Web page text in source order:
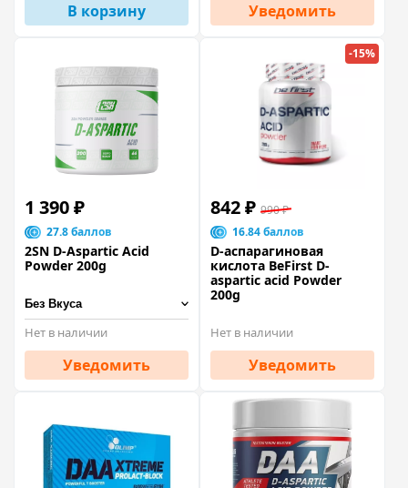
В корзину Уведомить
1 390 ₽
27.8 баллов
2SN D-Aspartic Acid
Powder 200g
Нет в наличии
Уведомить
-15%
842 ₽ 990 ₽
16.84 баллов
D-аспарагиновая
кислота BeFirst D-
aspartic acid Powder
200g
Нет в наличии
Уведомить